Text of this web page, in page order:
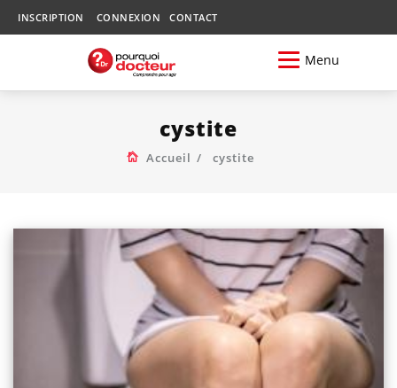
INSCRIPTION CONNEXION CONTACT
Menu
cystite
Accueil cystite